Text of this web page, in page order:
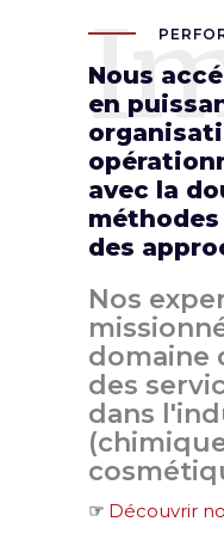
Nous
en
avec la
des
Nos
domaine
des
dans
☞ Découvrir